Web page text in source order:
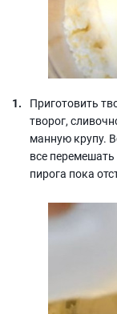
Приготовить
творог,
манную крупу.
все
пирога пока